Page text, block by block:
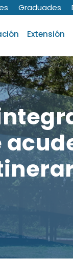
Graduades
Extensión